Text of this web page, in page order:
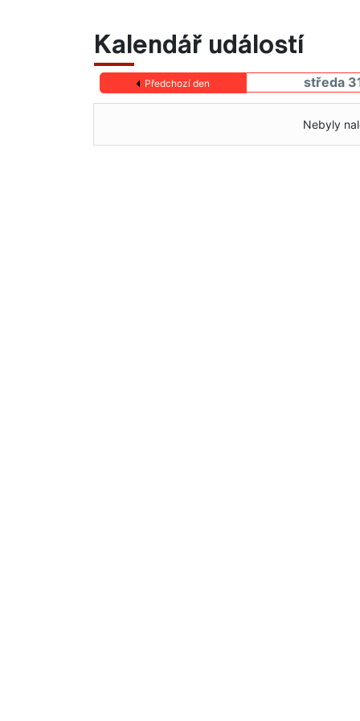
Kalendář událostí
Předchozí den středa
Nebyly